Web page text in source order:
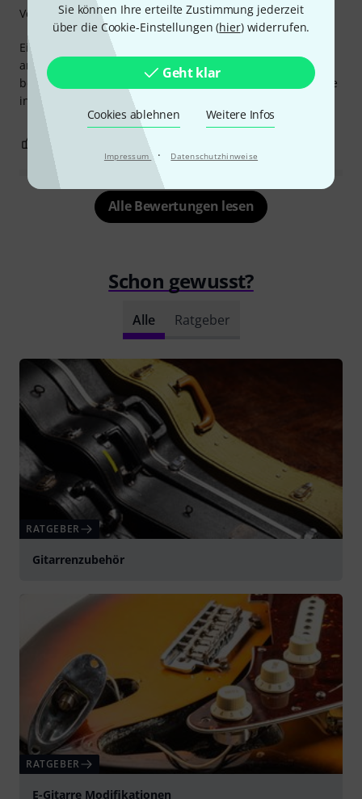
Sie können Ihre erteilte Zustimmung jederzeit
über die Cookie-Einstellungen (hier) widerrufen.
Geht klar
Cookies ablehnen Weitere Infos
Impressum · Datenschutzhinweise
Einfach ein Kondensator ;) kann keinen Unterschied zu
anderen Kondensatoren feststellen, und es gibt nichts zu
bemängeln - mitbestellt weil man von denen immer welche
in der Elektronikbox braucht
Verarbeitung
BEWERTUNG MELDEN
Alle Bewertungen lesen
Schon gewusst?
Alle Ratgeber
RATGEBER
Gitarrenzubehör
RATGEBER
E-Gitarre Modifikationen